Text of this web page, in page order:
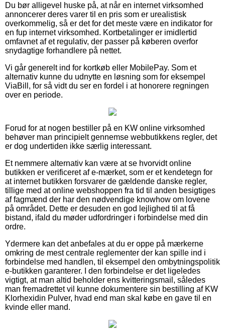
Du bør alligevel huske på, at når en internet virksomhed
annoncerer deres varer til en pris som er urealistisk
overkommelig, så er det for det meste være en indikator for
en fup internet virksomhed. Kortbetalinger er imidlertid
omfavnet af et regulativ, der passer på køberen overfor
snydagtige forhandlere på nettet.
Vi går generelt ind for kortkøb eller MobilePay. Som et
alternativ kunne du udnytte en løsning som for eksempel
ViaBill, for så vidt du ser en fordel i at honorere regningen
over en periode.
Forud for at nogen bestiller på en KW online virksomhed
behøver man principielt gennemse webbutikkens regler, det
er dog undertiden ikke særlig interessant.
Et nemmere alternativ kan være at se hvorvidt online
butikken er verificeret af e-mærket, som er et kendetegn for
at internet butikken forsvarer de gældende danske regler,
tillige med at online webshoppen fra tid til anden besigtiges
af fagmænd der har den nødvendige knowhow om lovene
på området. Dette er desuden en god lejlighed til at få
bistand, ifald du møder udfordringer i forbindelse med din
ordre.
Ydermere kan det anbefales at du er oppe på mærkerne
omkring de mest centrale reglementer der kan spille ind i
forbindelse med handlen, til eksempel den ombytningspolitik
e-butikken garanterer. I den forbindelse er det ligeledes
vigtigt, at man altid beholder ens kvitteringsmail, således
man fremadrettet vil kunne dokumentere sin bestilling af KW
Klorhexidin Pulver, hvad end man skal købe en gave til en
kvinde eller mand.